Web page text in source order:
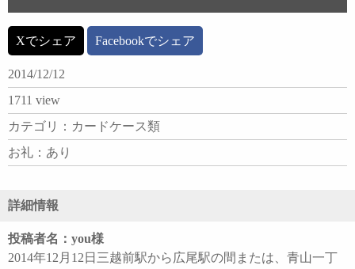
Xでシェア Facebookでシェア
2014/12/12
1711 view
カテゴリ：カードケース類
お礼：あり
詳細情報
投稿者名：you様
2014年12月12日三越前駅から広尾駅の間または、青山一丁